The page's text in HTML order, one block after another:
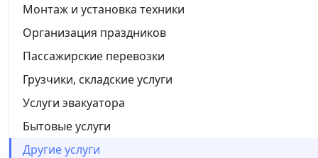
Монтаж и установка техники
Организация праздников
Пассажирские перевозки
Грузчики, складские услуги
Услуги эвакуатора
Бытовые услуги
Другие услуги